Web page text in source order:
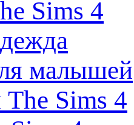
Sims 4
малышей
Sims 4